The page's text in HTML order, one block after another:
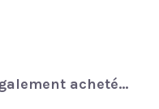
acheté...